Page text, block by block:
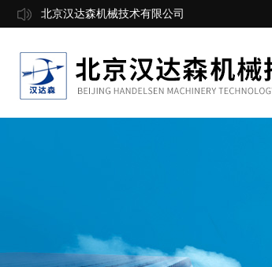
北京汉达森机械技术有限公司